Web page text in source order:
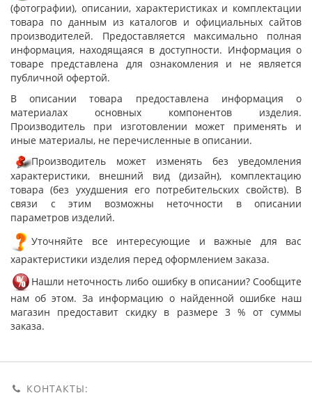
(фотографии), описании, характеристиках и комплектации
товара по данным из каталогов и официальных сайтов
производителей. Предоставляется максимально полная
информация, находящаяся в доступности. Информация о
товаре представлена для ознакомления и не является
публичной офертой.
В описании товара предоставлена информация о
материалах основных компонентов изделия.
Производитель при изготовлении может применять и
иные материалы, не перечисленные в описании.
Производитель может изменять без уведомления
характеристики, внешний вид (дизайн), комплектацию
товара (без ухудшения его потребительских свойств). В
связи с этим возможны неточности в описании
параметров изделий.
Уточняйте все интересующие и важные для вас
характеристики изделия перед оформлением заказа.
Нашли неточность либо ошибку в описании? Сообщите
нам об этом. За информацию о найденной ошибке наш
магазин предоставит скидку в размере 3 % от суммы
заказа.
КОНТАКТЫ: